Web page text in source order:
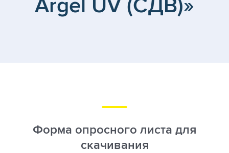
Argel UV (СДВ)»
Форма опросного листа для
скачивания